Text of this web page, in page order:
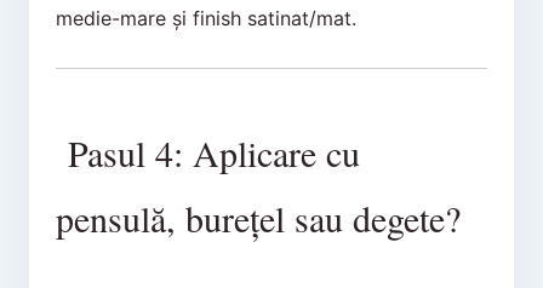
medie-mare și finish satinat/mat.
Pasul 4: Aplicare cu
pensulă, burețel sau degete?